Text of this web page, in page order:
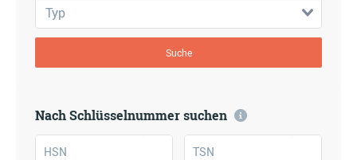
Typ
Suche
Nach Schlüsselnummer suchen
HSN TSN